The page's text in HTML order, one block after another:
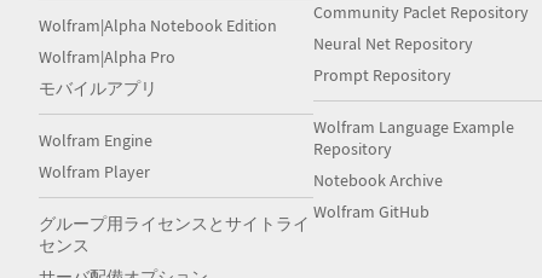
Wolfram|Alpha Notebook Edition
Wolfram|Alpha Pro
モバイルアプリ
Wolfram Engine
Wolfram Player
グループ用ライセンスとサイトライ
センス
Community Paclet Repository
Neural Net Repository
Prompt Repository
Wolfram Language Example
Repository
Notebook Archive
Wolfram GitHub